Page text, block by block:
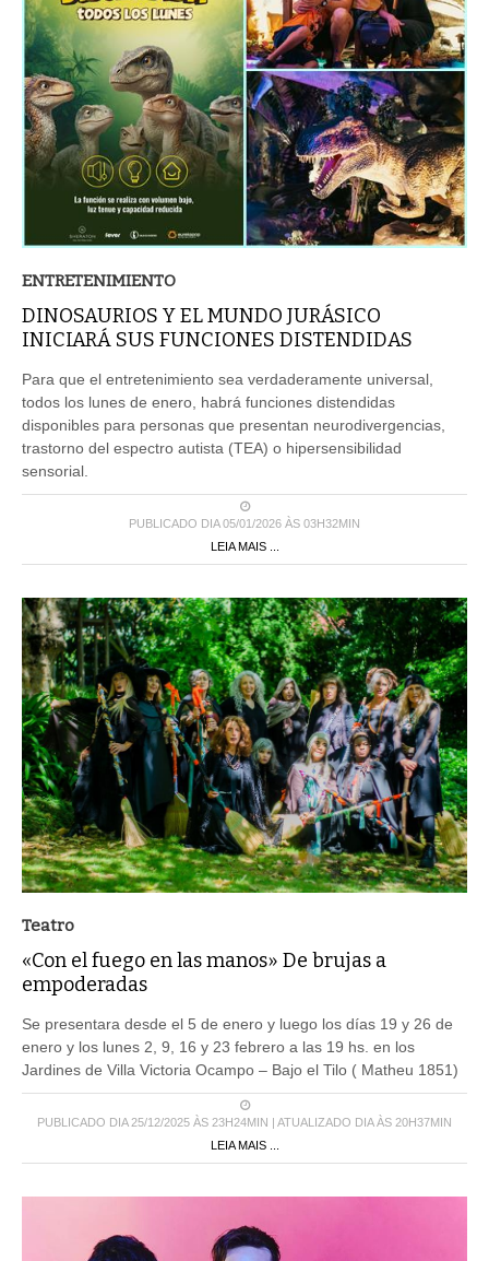
ENTRETENIMIENTO
DINOSAURIOS Y EL MUNDO JURÁSICO
INICIARÁ SUS FUNCIONES DISTENDIDAS
Para que el entretenimiento sea verdaderamente universal,
todos los lunes de enero, habrá funciones distendidas
disponibles para personas que presentan neurodivergencias,
trastorno del espectro autista (TEA) o hipersensibilidad
sensorial.
PUBLICADO DIA 05/01/2026 ÀS 03H32MIN
LEIA MAIS ...
Teatro
«Con el fuego en las manos» De brujas a
empoderadas
Se presentara desde el 5 de enero y luego los días 19 y 26 de
enero y los lunes 2, 9, 16 y 23 febrero a las 19 hs. en los
Jardines de Villa Victoria Ocampo – Bajo el Tilo ( Matheu 1851)
PUBLICADO DIA 25/12/2025 ÀS 23H24MIN | ATUALIZADO DIA ÀS 20H37MIN
LEIA MAIS ...